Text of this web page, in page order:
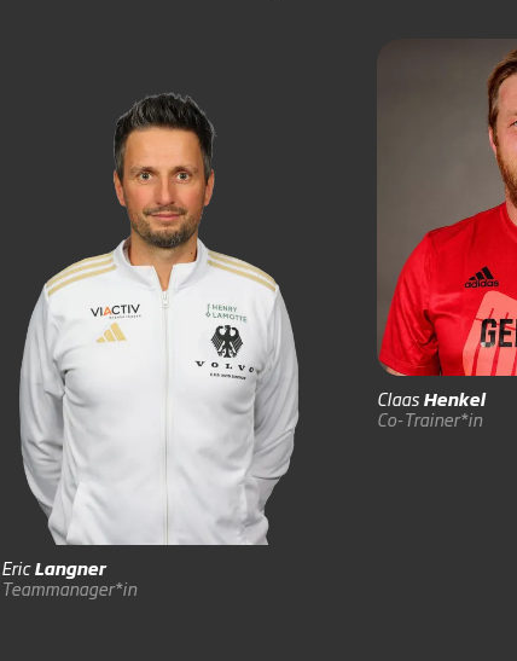
EricLangner
Teammanager*in
ClaasHenkel
Co-Trainer*in